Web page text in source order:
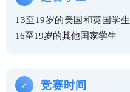
13至19岁的美国和英国学生
16至19岁的其他国家学生
✓ 竞赛时间